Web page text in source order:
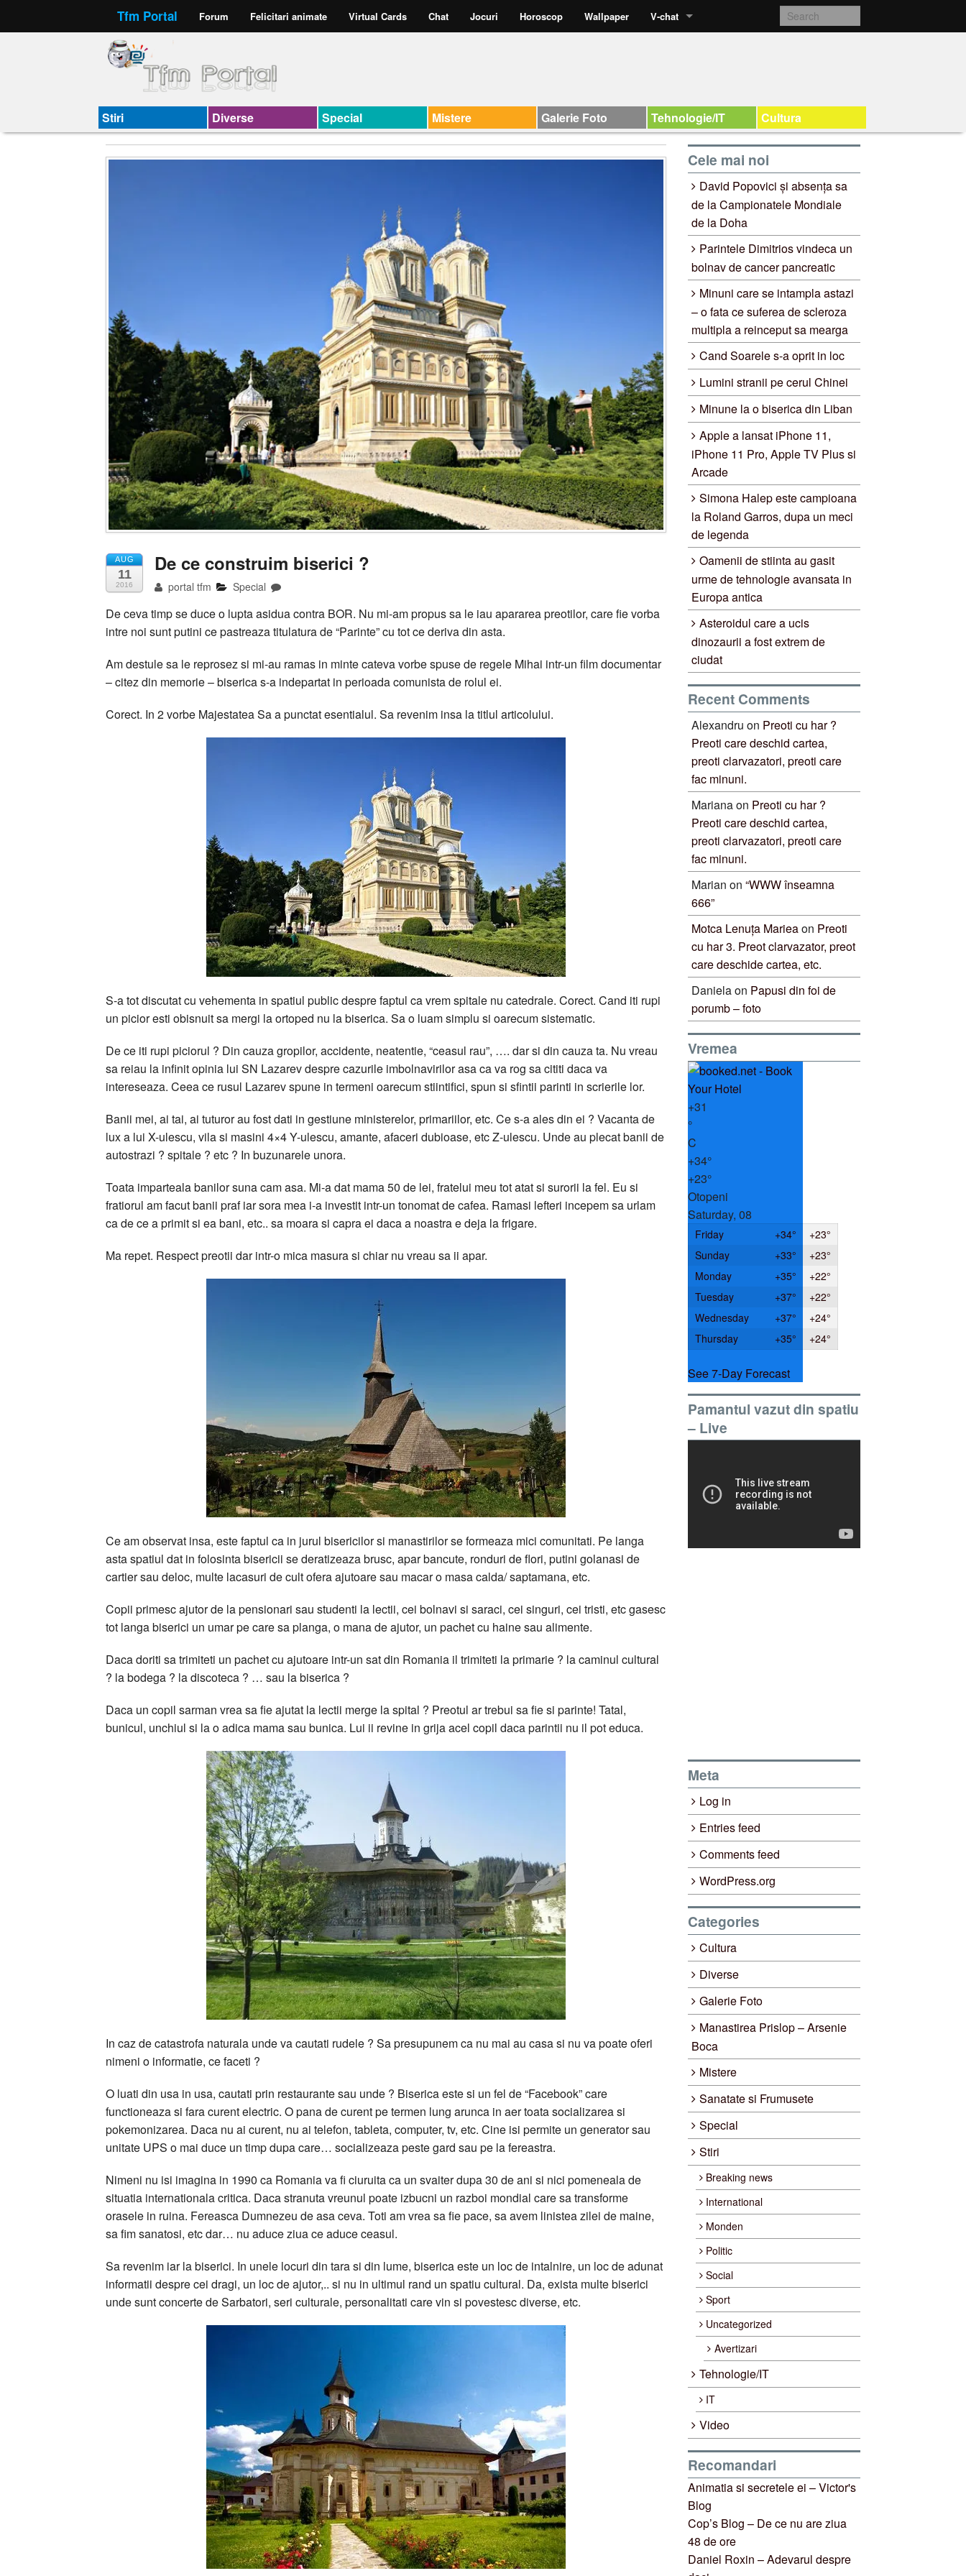
Tfm Portal Forum Felicitari animate Virtual Cards Chat Jocuri Horoscop Wallpaper V-chat
Stiri Diverse Special Mistere Galerie Foto Tehnologie/IT Cultura
AUG
11
2016
De ce construim biserici ?
portal tfm Special
De ceva timp se duce o lupta asidua contra BOR. Nu mi-am propus sa le iau apararea preotilor, care fie vorba
intre noi sunt putini ce pastreaza titulatura de “Parinte” cu tot ce deriva din asta.
Am destule sa le reprosez si mi-au ramas in minte cateva vorbe spuse de regele Mihai intr-un film documentar
– citez din memorie – biserica s-a indepartat in perioada comunista de rolul ei.
Corect. In 2 vorbe Majestatea Sa a punctat esentialul. Sa revenim insa la titlul articolului.
S-a tot discutat cu vehementa in spatiul public despre faptul ca vrem spitale nu catedrale. Corect. Cand iti rupi
un picior esti obisnuit sa mergi la ortoped nu la biserica. Sa o luam simplu si oarecum sistematic.
De ce iti rupi piciorul ? Din cauza gropilor, accidente, neatentie, “ceasul rau”, …. dar si din cauza ta. Nu vreau
sa reiau la infinit opinia lui SN Lazarev despre cazurile imbolnavirilor asa ca va rog sa cititi daca va
intereseaza. Ceea ce rusul Lazarev spune in termeni oarecum stiintifici, spun si sfintii parinti in scrierile lor.
Banii mei, ai tai, ai tuturor au fost dati in gestiune ministerelor, primariilor, etc. Ce s-a ales din ei ? Vacanta de
lux a lui X-ulescu, vila si masini 4×4 Y-ulescu, amante, afaceri dubioase, etc Z-ulescu. Unde au plecat banii de
autostrazi ? spitale ? etc ? In buzunarele unora.
Toata imparteala banilor suna cam asa. Mi-a dat mama 50 de lei, fratelui meu tot atat si surorii la fel. Eu si
fratiorul am facut banii praf iar sora mea i-a investit intr-un tonomat de cafea. Ramasi lefteri incepem sa urlam
ca de ce a primit si ea bani, etc.. sa moara si capra ei daca a noastra e deja la frigare.
Ma repet. Respect preotii dar intr-o mica masura si chiar nu vreau sa ii apar.
Ce am observat insa, este faptul ca in jurul bisericilor si manastirilor se formeaza mici comunitati. Pe langa
asta spatiul dat in folosinta bisericii se deratizeaza brusc, apar bancute, ronduri de flori, putini golanasi de
cartier sau deloc, multe lacasuri de cult ofera ajutoare sau macar o masa calda/ saptamana, etc.
Copii primesc ajutor de la pensionari sau studenti la lectii, cei bolnavi si saraci, cei singuri, cei tristi, etc gasesc
tot langa biserici un umar pe care sa planga, o mana de ajutor, un pachet cu haine sau alimente.
Daca doriti sa trimiteti un pachet cu ajutoare intr-un sat din Romania il trimiteti la primarie ? la caminul cultural
? la bodega ? la discoteca ? … sau la biserica ?
Daca un copil sarman vrea sa fie ajutat la lectii merge la spital ? Preotul ar trebui sa fie si parinte! Tatal,
bunicul, unchiul si la o adica mama sau bunica. Lui ii revine in grija acel copil daca parintii nu il pot educa.
In caz de catastrofa naturala unde va cautati rudele ? Sa presupunem ca nu mai au casa si nu va poate oferi
nimeni o informatie, ce faceti ?
O luati din usa in usa, cautati prin restaurante sau unde ? Biserica este si un fel de “Facebook” care
functioneaza si fara curent electric. O pana de curent pe termen lung arunca in aer toata socializarea si
pokemonizarea. Daca nu ai curent, nu ai telefon, tableta, computer, tv, etc. Cine isi permite un generator sau
unitate UPS o mai duce un timp dupa care… socializeaza peste gard sau pe la fereastra.
Nimeni nu isi imagina in 1990 ca Romania va fi ciuruita ca un svaiter dupa 30 de ani si nici pomeneala de
situatia internationala critica. Daca stranuta vreunul poate izbucni un razboi mondial care sa transforme
orasele in ruina. Fereasca Dumnezeu de asa ceva. Toti am vrea sa fie pace, sa avem linistea zilei de maine,
sa fim sanatosi, etc dar… nu aduce ziua ce aduce ceasul.
Sa revenim iar la biserici. In unele locuri din tara si din lume, biserica este un loc de intalnire, un loc de adunat
informatii despre cei dragi, un loc de ajutor,.. si nu in ultimul rand un spatiu cultural. Da, exista multe biserici
unde sunt concerte de Sarbatori, seri culturale, personalitati care vin si povestesc diverse, etc.
Cele mai noi
David Popovici și absența sa
de la Campionatele Mondiale
de la Doha
Parintele Dimitrios vindeca un
bolnav de cancer pancreatic
Minuni care se intampla astazi
– o fata ce suferea de scleroza
multipla a reinceput sa mearga
Cand Soarele s-a oprit in loc
Lumini stranii pe cerul Chinei
Minune la o biserica din Liban
Apple a lansat iPhone 11,
iPhone 11 Pro, Apple TV Plus si
Arcade
Simona Halep este campioana
la Roland Garros, dupa un meci
de legenda
Oamenii de stiinta au gasit
urme de tehnologie avansata in
Europa antica
Asteroidul care a ucis
dinozaurii a fost extrem de
ciudat
Recent Comments
Alexandru on Preoti cu har ?
Preoti care deschid cartea,
preoti clarvazatori, preoti care
fac minuni.
Marianaon Preoti cu har ?
Preoti care deschid cartea,
preoti clarvazatori, preoti care
fac minuni.
Marian on “WWW înseamna
666”
Motca Lenuța Marieaon Preoti
cu har 3. Preot clarvazator, preot
care deschide cartea, etc.
Danielaon Papusi din foi de
porumb – foto
Vremea
+31
°
C
+34°
+23°
Otopeni
Saturday, 08
Friday +34° +23°
Sunday
+33° +23°
Monday
+35° +22°
Tuesday
+37° +22°
Wednesday
+37° +24°
Thursday
+35° +24°
See 7-Day Forecast
Pamantul vazut din spatiu
– Live
Meta
Log in
Entries feed
Comments feed
WordPress.org
Categories
Cultura
Diverse
Galerie Foto
Manastirea Prislop – Arsenie
Boca
Mistere
Sanatate si Frumusete
Special
Stiri
Breaking news
International
Monden
Politic
Social
Sport
Uncategorized
Avertizari
Tehnologie/IT
IT
Video
Recomandari
Animatia si secretele ei – Victor's
Blog
Cop’s Blog – De ce nu are ziua
48 de ore
Daniel Roxin – Adevarul despre